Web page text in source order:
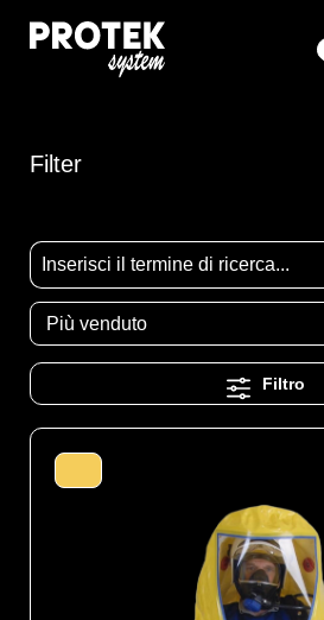
Filter
Filtro